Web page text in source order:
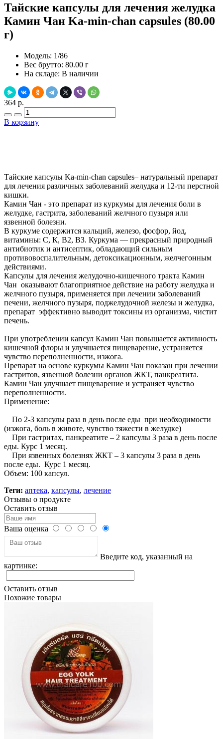
Тайские капсулы для лечения желудка
Камин Чан Ka-min-chan capsules (80.00
г)
Модель: 1/86
Вес брутто: 80.00 г
На складе: В наличии
364 р.
В корзину
Тайские капсулы Ka-min-chan capsules– натуральный препарат
для лечения различных заболеваний желудка и 12-ти перстной
кишки.
Камин Чан - это препарат из куркумы для лечения боли в
желудке, гастрита, заболеваний желчного пузыря или
язвенной болезни.
В куркуме содержится кальций, железо, фосфор, йод,
витамины: С, К, В2, ВЗ. Куркума — прекрасный природный
антибиотик и антисептик, обладающий сильным
противовоспалительным, детоксикационным, желчегонным
действиями.
Капсулы для лечения желудочно-кишечного тракта Камин
Чан оказывают благоприятное действие на работу желудка и
желчного пузыря, применяется при лечении заболеваний
печени, желчного пузыря, поджелудочной железы и желудка,
препарат эффективно выводит токсины из организма, чистит
печень.
При употреблении капсул Камин Чан повышается активность
кишечной флоры и улучшается пищеварение, устраняется
чувство переполненности, изжога.
Препарат на основе куркумы Камин Чан показан при лечении
гастритов, язвенной болезни органов ЖКТ, панкреатита.
Камин Чан улучшает пищеварение и устраняет чувство
переполненности.
Применение:
По 2-3 капсулы раза в день после еды при необходимости
(изжога, боль в животе, чувство тяжести в желудке)
При гастритах, панкреатите – 2 капсулы 3 раза в день после
еды. Курс 1 месяц.
При язвенных болезнях ЖКТ – 3 капсулы 3 раза в день
после еды. Курс 1 месяц.
Объем: 100 капсул.
Теги: аптека, капсулы, лечение
Отзывы о продукте
Оставить отзыв
Ваша оценка
Введите код, указанный на
картинке:
Оставить отзыв
Похожие товары